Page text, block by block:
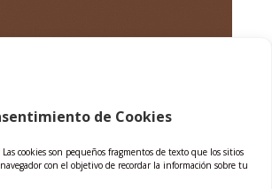
de Cookies
Las cookies son pequeños fragmentos de texto que los sitios
con el objetivo de recordar la información sobre tu